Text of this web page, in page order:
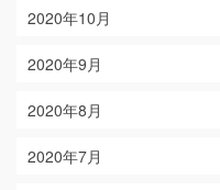
2020年10月
2020年9月
2020年8月
2020年7月